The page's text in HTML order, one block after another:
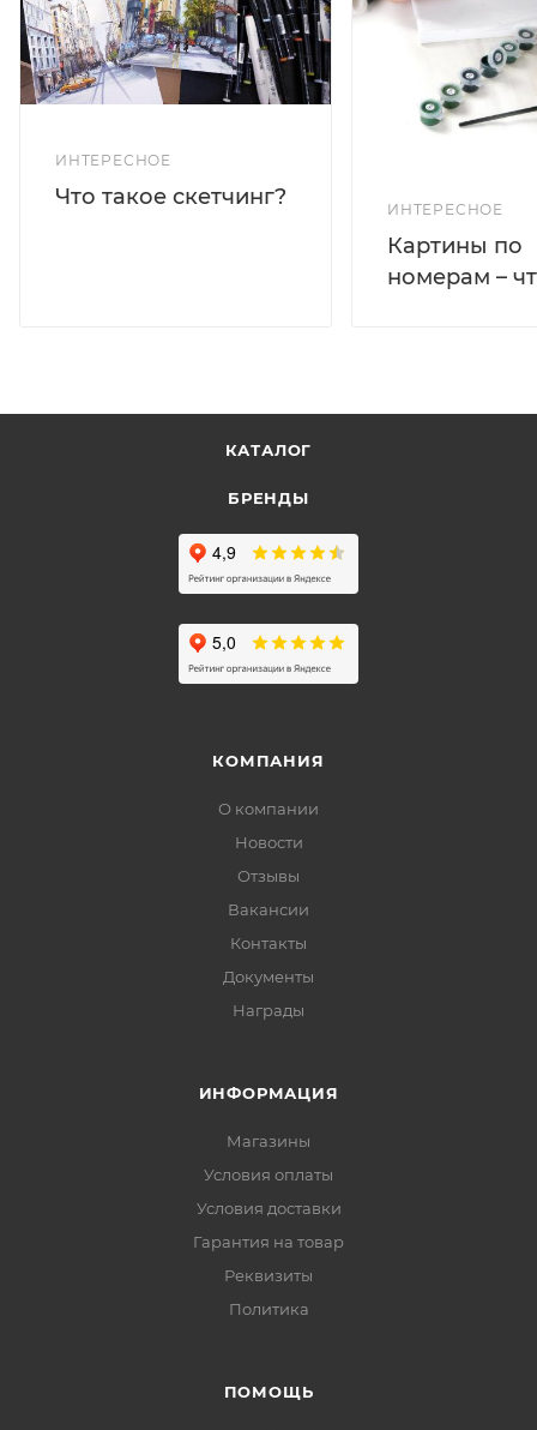
ИНТЕРЕСНОЕ
Что такое скетчинг?
ИНТЕРЕСНОЕ
Картины по
номерам –
КАТАЛОГ
БРЕНДЫ
КОМПАНИЯ
О компании
Новости
Отзывы
Вакансии
Контакты
Документы
Награды
ИНФОРМАЦИЯ
Магазины
Условия оплаты
Условия доставки
Гарантия на товар
Реквизиты
Политика
ПОМОЩЬ